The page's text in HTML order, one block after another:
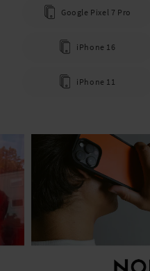
Google Pixel 7 Pro
iPhone 16
iPhone 11